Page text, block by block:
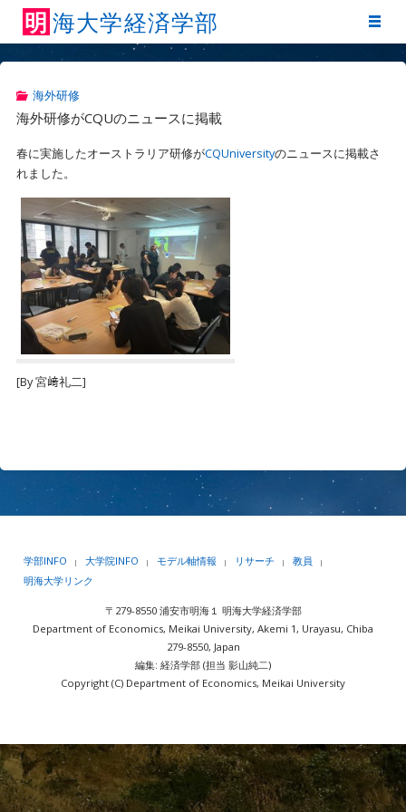
明 海大学経済学部
海外研修
海外研修がCQUのニュースに掲載
春に実施したオーストラリア研修がCQUniversityのニュースに掲載さ
れました。
[By 宮﨑礼二]
学部INFO | 大学院INFO | モデル軸情報 | リサーチ | 教員 |
明海大学リンク
〒279-8550 浦安市明海１ 明海大学経済学部
Department of Economics, Meikai University, Akemi 1, Urayasu, Chiba
279-8550, Japan
編集: 経済学部 (担当 影山純二)
Copyright (C) Department of Economics, Meikai University